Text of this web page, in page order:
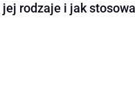
rodzaje i jak